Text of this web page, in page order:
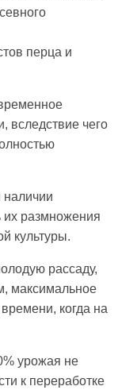
перца и
вследствие чего
их размножения
культуры.
рассаду,
максимальное
когда на
урожая не
к переработке